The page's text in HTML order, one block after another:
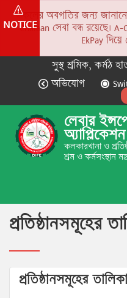
NOTICE
সকলের অবগতির জন্য
Chalaan সেবা বন্ধ রয়েছে।
EkPay দিয়ে
সুস্থ শ্রমিক, কর্মঠ
অভিযোগ
লেবার
কলকারখানা ও
শ্রম ও কর্মসংস্থান
প্রতিষ্ঠানসমূহের
প্রতিষ্ঠানসমূহের তালিকা